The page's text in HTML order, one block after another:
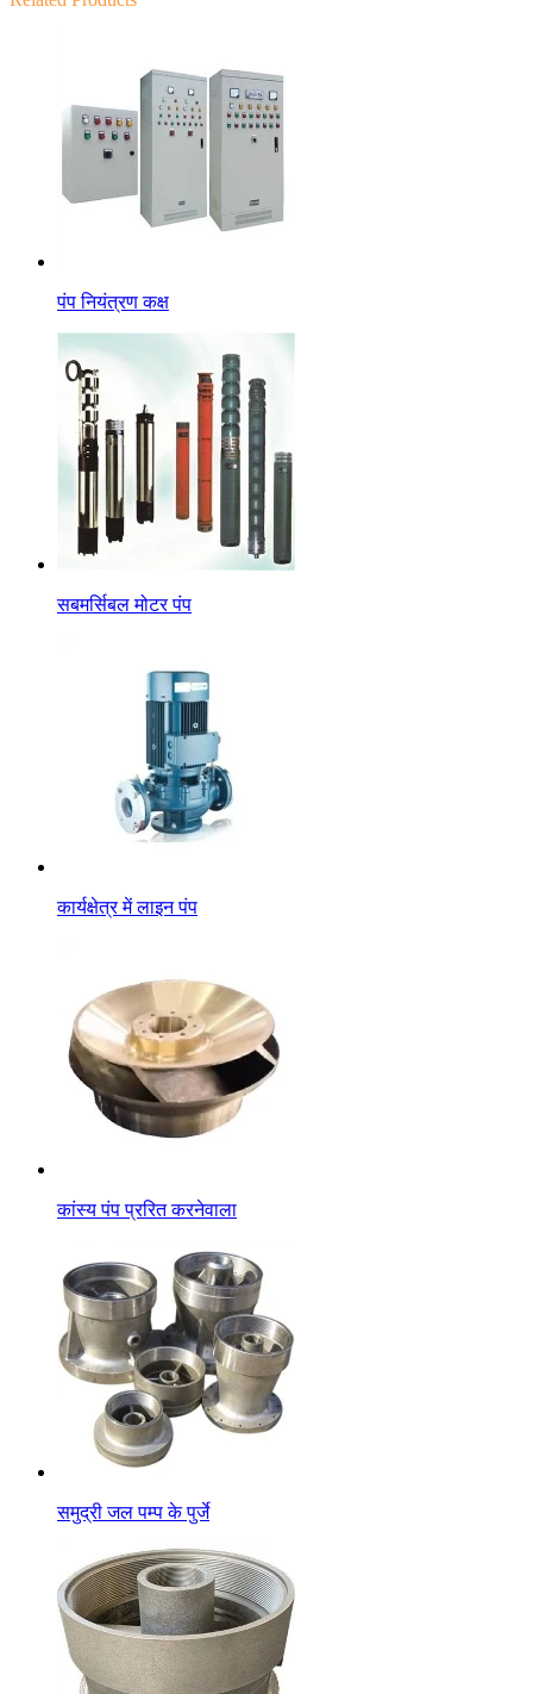
पंप नियंत्रण कक्ष
सबमर्सिबल मोटर पंप
कार्यक्षेत्र में लाइन पंप
कांस्य पंप प्ररित करनेवाला
समुद्री जल पम्प के पुर्जे